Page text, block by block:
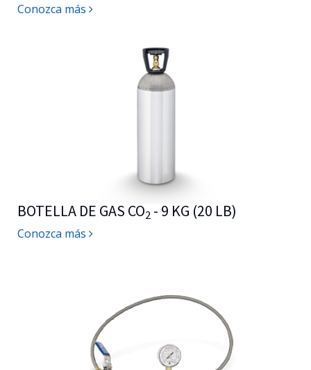
Conozca más
BOTELLA DE GAS CO2 - 9 KG (20 LB)
Conozca más